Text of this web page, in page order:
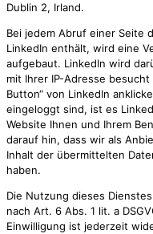
Dublin 2, Irland.
Bei jedem Abruf einer Seite
LinkedIn enthält, wird eine
aufgebaut. LinkedIn wird
mit Ihrer IP-Adresse besucht
Button“ von LinkedIn
eingeloggt sind, ist es
Website Ihnen und Ihrem
darauf hin, dass wir als
Inhalt der übermittelten
haben.
Die Nutzung dieses
nach Art. 6 Abs. 1 lit. a
Einwilligung ist jederzeit